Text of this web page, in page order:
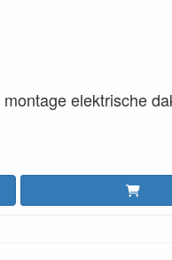
elektrische